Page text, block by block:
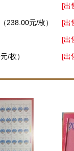
238.00元/枚）
/枚）
[出
[出
[出
[出